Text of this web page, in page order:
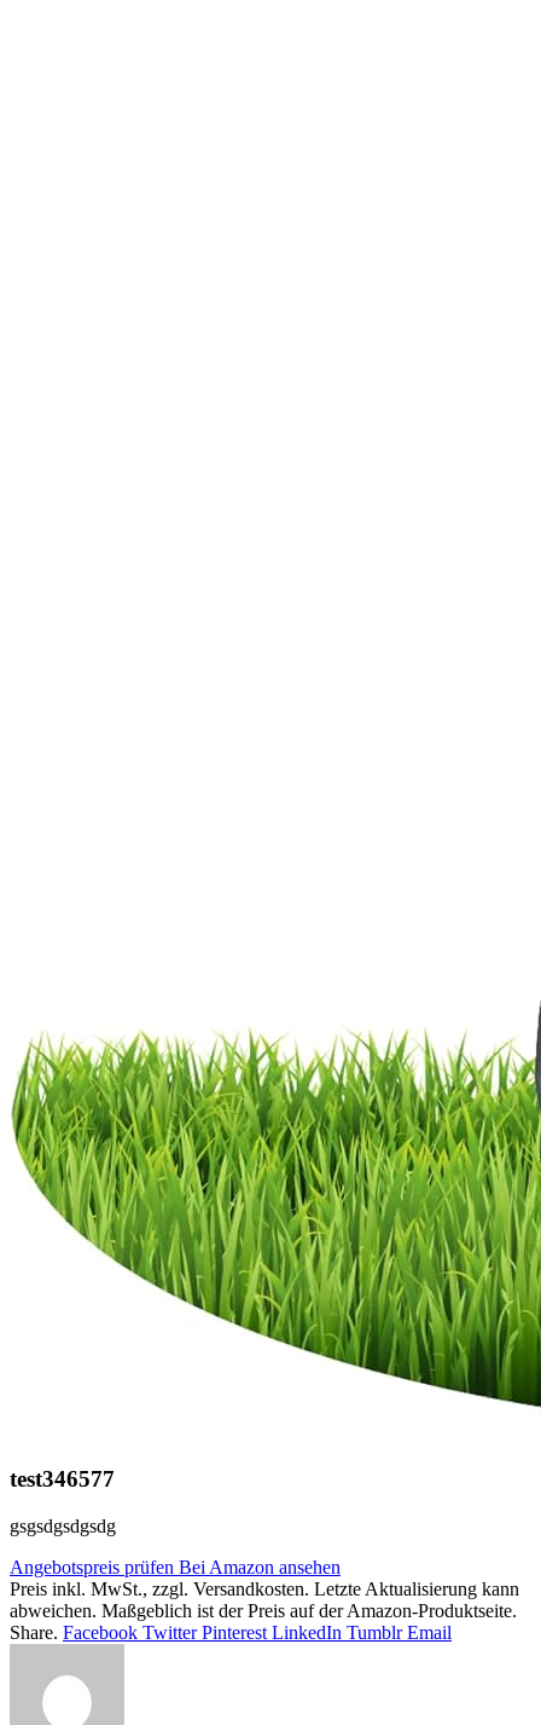
test346577
gsgsdgsdgsdg
Angebotspreis prüfen Bei Amazon ansehen
Preis inkl. MwSt., zzgl. Versandkosten. Letzte Aktualisierung kann
abweichen. Maßgeblich ist der Preis auf der Amazon-Produktseite.
Share. Facebook Twitter Pinterest LinkedIn Tumblr Email